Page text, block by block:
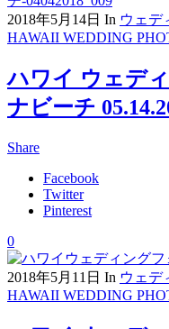
2018年5月14日 In ウェデ
HAWAII WEDDING
ハワイ ウェデ
ナビーチ
Share
Facebook
Twitter
Pinterest
0
2018年5月11日 In ウェデ
HAWAII WEDDING